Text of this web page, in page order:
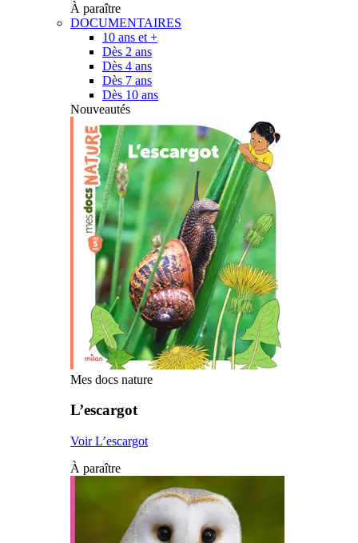
À paraître
DOCUMENTAIRES
10 ans et +
Dès 2 ans
Dès 4 ans
Dès 7 ans
Dès 10 ans
Nouveautés
Mes docs nature
L’escargot
Voir L’escargot
À paraître